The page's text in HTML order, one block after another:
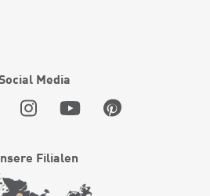
Media
Filialen